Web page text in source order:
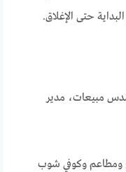
حتى الإغلاق.
مبيعات، مدير
ومطاعم وكوفي شوب